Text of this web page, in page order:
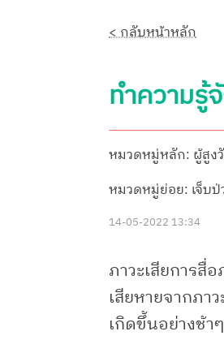
< กลับหน้าหลัก
ทำความรู้
หมวดหมู่หลัก: ผู้สูง
หมวดหมู่ย่อย: เจ็บป่
14-05-2022 13:34
ภาวะเสียการสื่
เสียหายจากภา
เกิดขึ้นอย่างช้าๆ